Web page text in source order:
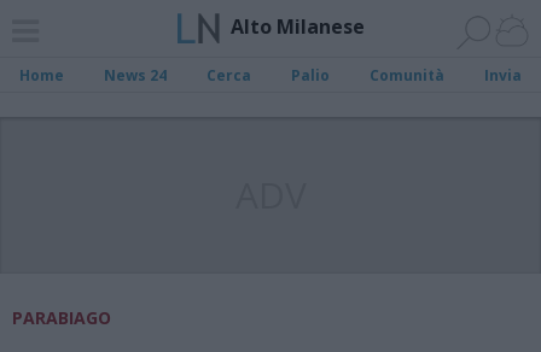
Alto Milanese
Home News 24 Cerca Palio Comunità Invia
PARABIAGO